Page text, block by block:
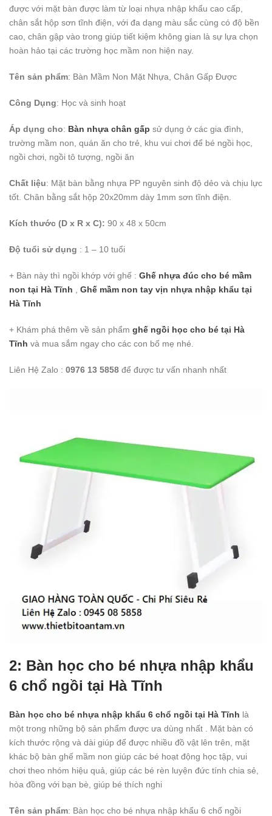
được với mặt bàn được làm từ loại nhựa nhập khẩu cao cấp,
chân sắt hộp sơn tĩnh điện, với đa dạng màu sắc cùng có độ bền
cao, chân gập vào trong giúp tiết kiệm không gian là sự lựa chọn
hoàn hảo tại các trường học mầm non hiện nay.
Tên sản phẩm: Bàn Mầm Non Mặt Nhựa, Chân Gấp Được
Công Dụng: Học và sinh hoạt
Áp dụng cho: Bàn nhựa chân gấp sử dụng ở các gia đình,
trường mầm non, quán ăn cho trẻ, khu vui chơi để bé ngồi học,
ngồi chơi, ngồi tô tượng, ngồi ăn
Chất liệu: Mặt bàn bằng nhựa PP nguyên sinh độ dẻo và chịu lực
tốt. Chân bằng sắt hộp 20x20mm dày 1mm sơn tĩnh điện.
Kích thước (D x R x C): 90 x 48 x 50cm
Độ tuổi sử dụng : 1 – 10 tuổi
+ Bàn này thì ngồi khớp với ghế : Ghế nhựa đúc cho bé mầm
non tại Hà Tĩnh Ghế mầm non tay vịn nhựa nhập khẩu tại
Hà Tĩnh
+ Khám phá thêm về sản phẩm ghế ngồi học cho bé tại Hà
Tĩnh và mua sắm ngay cho các con bố mẹ nhé.
Liên Hệ Zalo : 0976 13 5858 để được tư vấn nhanh nhất
2: Bàn học cho bé nhựa nhập khẩu
6 chổ ngồi tại Hà Tĩnh
Bàn học cho bé nhựa nhập khẩu 6 chổ ngồi tại Hà Tĩnh là
một trong những bộ sản phẩm được ưa dùng nhất . Mặt bàn có
kích thước rộng và dài giúp để được nhiều đồ vật lên trên, mặt
khác bộ bàn ghế mầm non giúp các bé hoạt động học tập, vui
chơi theo nhóm hiệu quả, giúp các bé rèn luyện đức tính chia sẻ,
hòa đồng với bạn bè, giúp bé thích nghi
Tên sản phẩm: Bàn học cho bé nhựa nhập khẩu 6 chổ ngồi